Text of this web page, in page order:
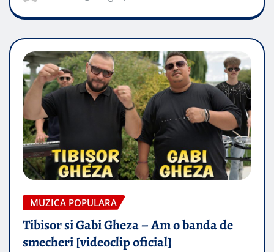
MUZICA POPULARA
Tibisor si Gabi Gheza – Am o banda de
smecheri [videoclip oficial]